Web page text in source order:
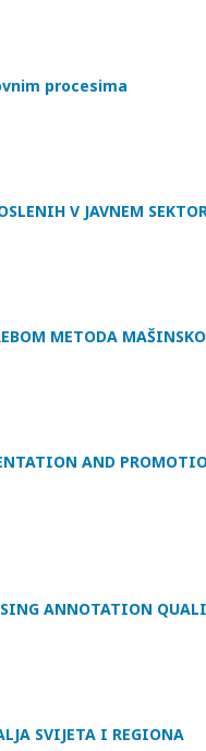
procesima
V JAVNEM
METODA
AND
ANNOTATION
SVIJETA I REGIONA